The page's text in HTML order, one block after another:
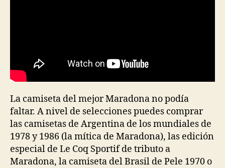
La camiseta del mejor Maradona no podía
faltar. A nivel de selecciones puedes comprar
las camisetas de Argentina de los mundiales de
1978 y 1986 (la mítica de Maradona), las edición
especial de Le Coq Sportif de tributo a
Maradona, la camiseta del Brasil de Pele 1970 o